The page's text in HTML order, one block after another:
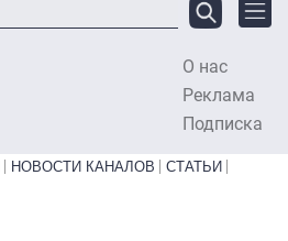
О нас
Реклама
Подписка
НОВОСТИ КАНАЛОВ
СТАТЬИ